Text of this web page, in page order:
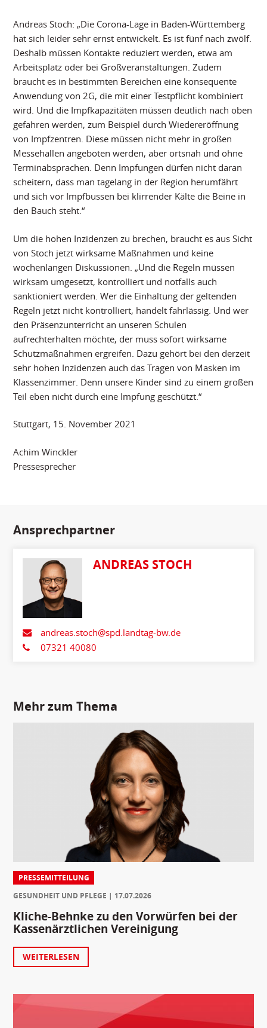
Andreas Stoch: „Die Corona-Lage in Baden-Württemberg
hat sich leider sehr ernst entwickelt. Es ist fünf nach zwölf.
Deshalb müssen Kontakte reduziert werden, etwa am
Arbeitsplatz oder bei Großveranstaltungen. Zudem
braucht es in bestimmten Bereichen eine konsequente
Anwendung von 2G, die mit einer Testpflicht kombiniert
wird. Und die Impfkapazitäten müssen deutlich nach oben
gefahren werden, zum Beispiel durch Wiedereröffnung
von Impfzentren. Diese müssen nicht mehr in großen
Messehallen angeboten werden, aber ortsnah und ohne
Terminabsprachen. Denn Impfungen dürfen nicht daran
scheitern, dass man tagelang in der Region herumfährt
und sich vor Impfbussen bei klirrender Kälte die Beine in
den Bauch steht.“
Um die hohen Inzidenzen zu brechen, braucht es aus Sicht
von Stoch jetzt wirksame Maßnahmen und keine
wochenlangen Diskussionen. „Und die Regeln müssen
wirksam umgesetzt, kontrolliert und notfalls auch
sanktioniert werden. Wer die Einhaltung der geltenden
Regeln jetzt nicht kontrolliert, handelt fahrlässig. Und wer
den Präsenzunterricht an unseren Schulen
aufrechterhalten möchte, der muss sofort wirksame
Schutzmaßnahmen ergreifen. Dazu gehört bei den derzeit
sehr hohen Inzidenzen auch das Tragen von Masken im
Klassenzimmer. Denn unsere Kinder sind zu einem großen
Teil eben nicht durch eine Impfung geschützt.“
Stuttgart, 15. November 2021
Achim Winckler
Pressesprecher
Ansprechpartner
ANDREAS STOCH
andreas.stoch@spd.landtag-bw.de
07321 40080
Mehr zum Thema
PRESSEMITTEILUNG
GESUNDHEIT UND PFLEGE
17.07.2026
Kliche-Behnke zu den Vorwürfen bei der
Kassenärztlichen Vereinigung
WEITERLESEN